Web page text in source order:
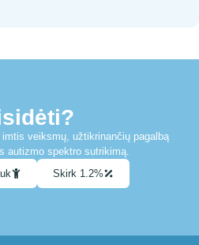
veiksmų, užtikrinančių pagalbą
autizmo spektro sutrikimą.
Skirk 1.2%